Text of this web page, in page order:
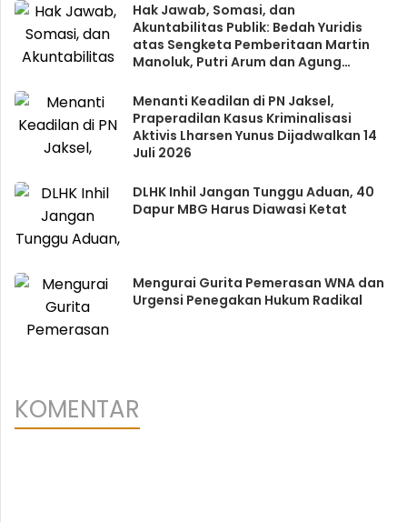
Hak Jawab, Somasi, dan
Akuntabilitas Publik: Bedah Yuridis
atas Sengketa Pemberitaan Martin
Manoluk, Putri Arum dan Agung
Menanti Keadilan di PN Jaksel,
Praperadilan Kasus Kriminalisasi
Aktivis Lharsen Yunus Dijadwalkan 14
Juli 2026
DLHK Inhil Jangan Tunggu Aduan, 40
Dapur MBG Harus Diawasi Ketat
Mengurai Gurita Pemerasan WNA dan
Urgensi Penegakan Hukum Radikal
KOMENTAR